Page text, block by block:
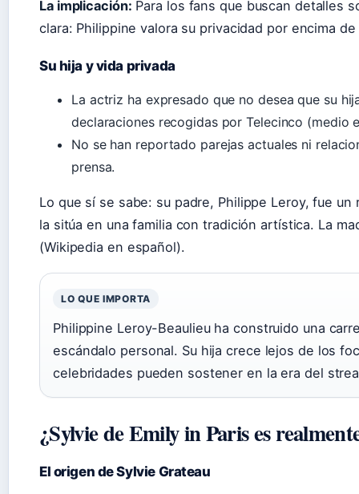
La implicación: Para los fans que buscan detalles
clara: Philippine valora su privacidad por encima
Su hija y vida privada
La actriz ha expresado que no desea que su
declaraciones recogidas por Telecinco (medio
No se han reportado parejas actuales ni
prensa.
Lo que sí se sabe: su padre, Philippe Leroy, fue
la sitúa en una familia con tradición artística. La
(Wikipedia en español).
LO QUE IMPORTA
Philippine Leroy-Beaulieu ha construido una
escándalo personal. Su hija crece lejos de los
celebridades pueden sostener en la era del
¿Sylvie de Emily in Paris es
El origen de Sylvie Grateau